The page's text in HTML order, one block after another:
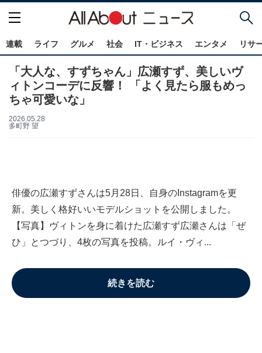
連載 ライフ グルメ 社会 IT・ビジネス エンタメ リサ
「大人な、すずちゃん」広瀬すず、美しいヴ
ィトンコーデに反響！ 「よく見たら服もめっ
ちゃ可愛いな」
2026.05.28
多町野 望
俳優の広瀬すずさんは5月28日、自身のInstagramを更
新。美しく格好いいモデルショットを公開しました。
【写真】ヴィトンを身に着けた広瀬すず広瀬さんは「ぜ
ひ」とつづり、4枚の写真を投稿。ルイ・ヴィ...
続きを読む